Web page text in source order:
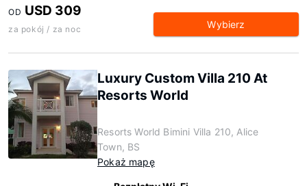
OD USD 309
za pokój / za noc Wybierz
Luxury Custom Villa 210 At
Resorts World
Resorts World Bimini Villa 210, Alice
Town, BS
Pokaż mapę